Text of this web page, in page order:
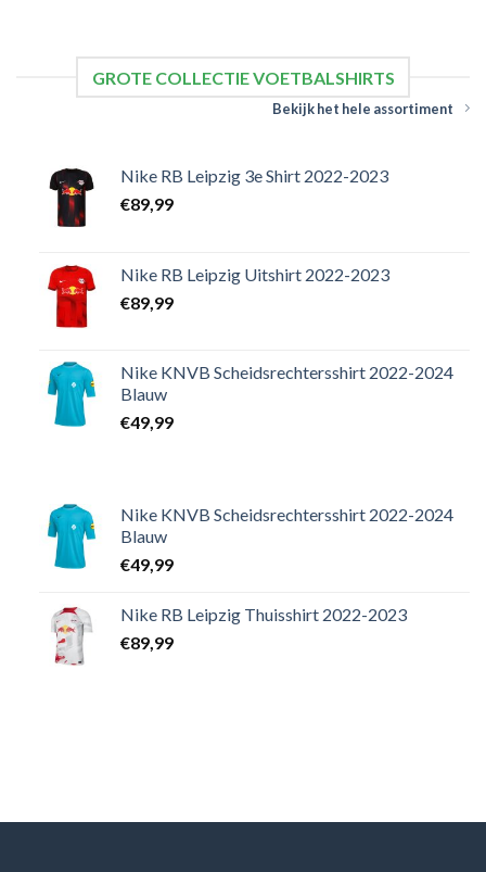
GROTE COLLECTIE VOETBALSHIRTS
Bekijk het hele assortiment
Nike RB Leipzig 3e Shirt 2022-2023
€89,99
Nike RB Leipzig Uitshirt 2022-2023
€89,99
Nike KNVB Scheidsrechtersshirt 2022-2024
Blauw
€49,99
Nike KNVB Scheidsrechtersshirt 2022-2024
Blauw
€49,99
Nike RB Leipzig Thuisshirt 2022-2023
€89,99